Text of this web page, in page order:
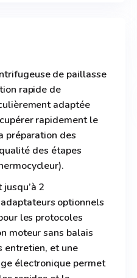
de paillasse
rapide de
adaptée
rapidement le
préparation des
des étapes
2
optionnels
les protocoles
moteur sans balais
entretien, et une
électronique permet